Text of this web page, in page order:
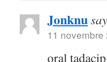
Jonknu
11
oral